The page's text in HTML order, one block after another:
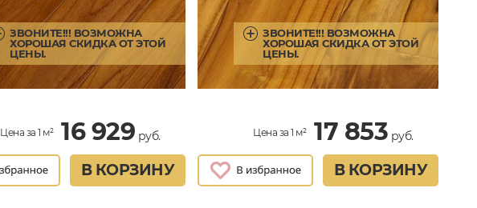
ЗВОНИТЕ!!! ВОЗМОЖНА
ХОРОШАЯ СКИДКА ОТ ЭТОЙ
ЦЕНЫ.
Цена за 1 м² 16 929 руб.
В КОРЗИНУ
ЗВОНИТЕ!!! ВОЗМОЖНА
ХОРОШАЯ СКИДКА ОТ ЭТОЙ
ЦЕНЫ.
Цена за 1 м² 17 853 руб.
В КОРЗИНУ